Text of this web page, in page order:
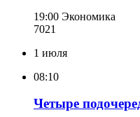
19:00 Экономика
7021
1 июля
08:10
Четыре